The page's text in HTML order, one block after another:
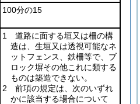
100分の15
1 道路に面する垣又は柵の構
造は、生垣又は透視可能なネ
ットフェンス、鉄柵等で、ブ
ロック塀その他これに類する
ものは築造できない。
2 前項の規定は、次のいずれ
かに該当する場合について